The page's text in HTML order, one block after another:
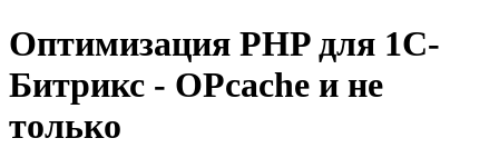
Оптимизация PHP для 1С-
Битрикс - OPcache и не
только